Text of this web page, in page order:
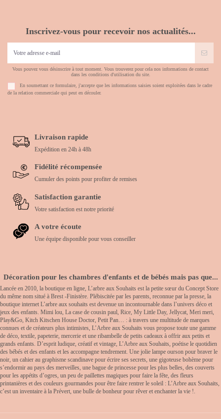
Inscrivez-vous pour recevoir nos actualités...
Vous pouvez vous désinscrire à tout moment. Vous trouverez pour cela nos informations de contact
dans les conditions d'utilisation du site.
En soumettant ce formulaire, j'accepte que les informations saisies soient exploitées dans le cadre
de la relation commerciale qui peut en découler.
Livraison rapide
Expédition en 24h à 48h
Fidélité récompensée
Cumuler des points pour profiter de remises
Satisfaction garantie
Votre satisfaction est notre priorité
A votre écoute
Une équipe disponible pour vous conseiller
Décoration pour les chambres d'enfants et de bébés mais pas que...
Lancée en 2010, la boutique en ligne, L’arbre aux Souhaits est la petite sœur du Concept Store
du même nom situé à Brest -Finistère. Plébiscitée par les parents, reconnue par la presse, la
boutique internet L’arbre aux souhaits est devenue un incontournable dans l’univers déco et
jeux des enfants. Mimi lou, La case de cousin paul, Rice, My Little Day, Jellycat, Meri meri,
Play&Go, Kitch Kitschen House Doctor, Petit Pan… : à travers une multitude de marques
connues et de créateurs plus intimistes, L’Arbre aux Souhaits vous propose toute une gamme
de déco, textile, papeterie, mercerie et une ribambelle de petits cadeaux à offrir aux petits et
grands enfants. D’esprit ludique, créatif et vintage, L’Arbre aux Souhaits, poétise le quotidien
des bébés et des enfants et les accompagne tendrement. Une jolie lampe ourson pour braver le
noir, un cahier au graphisme scandinave pour écrire ses secrets, une gigoteuse bohème pour
s’endormir au pays des merveilles, une bague de princesse pour les plus belles, des couverts
pour les appétits d’ogres, un peu de paillettes magiques pour faire la fête, des fleurs
printanières et des couleurs gourmandes pour être faire rentrer le soleil : L’Arbre aux Souhaits,
c’est un inventaire à la Prévert, une bulle de bonheur pour rêver et enchanter la vie !.